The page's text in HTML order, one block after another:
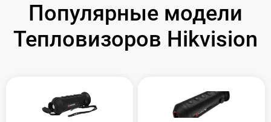
Популярные модели
Тепловизоров Hikvision